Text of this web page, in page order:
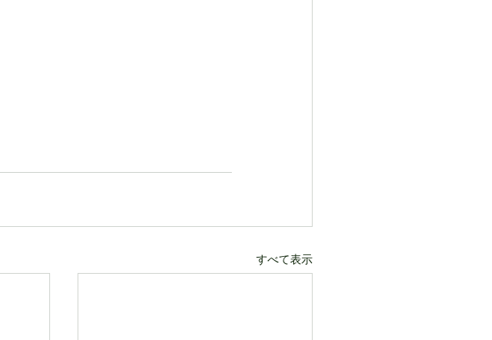
すべて表示